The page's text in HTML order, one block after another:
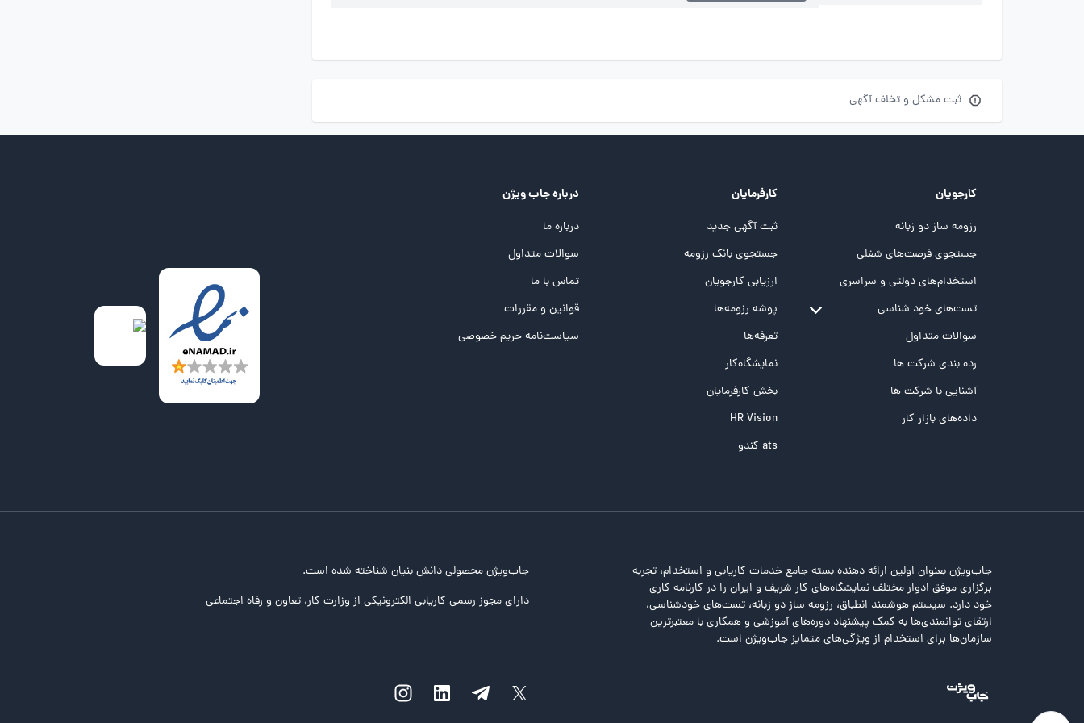
ثبت مشکل و تخلف آگهی
کارجویان
رزومه ساز دو زبانه
جستجوی فرصت‌های شغلی
استخدام‌های دولتی و سراسری
تست‌های خود شناسی
تست MBTI
تست تیپ سنجی شغلی Holland
تست NEO
تست هوش های چندگانه
سوالات متداول
رده بندی شرکت ها
آشنایی با شرکت ها
داده‌های بازار کار
کارفرمایان
ثبت آگهی جدید
جستجوی بانک رزومه
ارزیابی کارجویان
پوشه‌‌ رزومه‌ها
تعرفه‌ها
نمایشگاه‌کار
بخش کارفرمایان
HR Vision
ats کندو
درباره جاب ویژن
درباره ما
سوالات متداول
تماس با ما
قوانین و مقررات
سیاست‌نامه حریم خصوصی
جاب‌ویژن بعنوان اولین ارائه دهنده بسته جامع خدمات کاریابی و استخدام، تجربه
برگزاری موفق ادوار مختلف نمایشگاه‌های کار شریف و ایران را در کارنامه کاری
خود دارد. سیستم هوشمند انطباق، رزومه ساز دو زبانه، تست‌های خودشناسی،
ارتقای توانمندی‌ها به کمک پیشنهاد دوره‌های آموزشی و همکاری با معتبرترین
سازمان‌ها برای استخدام از ویژگی‌های متمایز جاب‌ویژن است.
جاب‌ویژن محصولی دانش بنیان شناخته شده است.
دارای مجوز رسمی کاریابی الکترونیکی از وزارت کار، تعاون و رفاه اجتماعی